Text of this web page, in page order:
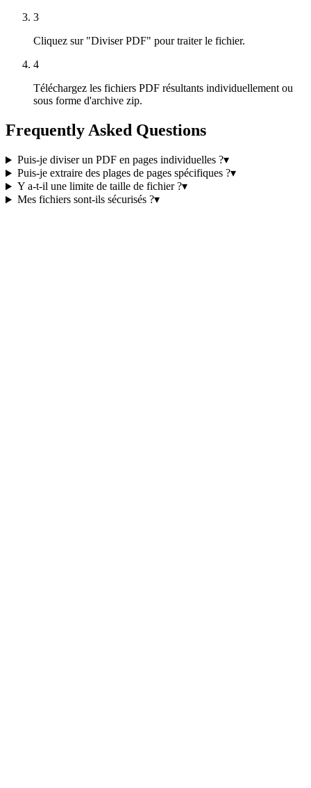
3
Cliquez sur "Diviser PDF" pour traiter le fichier.
4
Téléchargez les fichiers PDF résultants individuellement ou
sous forme d'archive zip.
Frequently Asked Questions
Puis-je diviser un PDF en pages individuelles ?▾
Puis-je extraire des plages de pages spécifiques ?▾
Y a-t-il une limite de taille de fichier ?▾
Mes fichiers sont-ils sécurisés ?▾